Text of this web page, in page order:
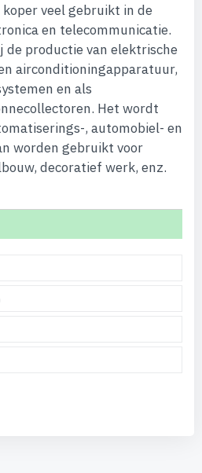
veel gebruikt in de
en telecommunicatie.
productie van elektrische
airconditioningapparatuur,
en als
Het wordt
, automobiel- en
worden gebruikt voor
decoratief werk, enz.